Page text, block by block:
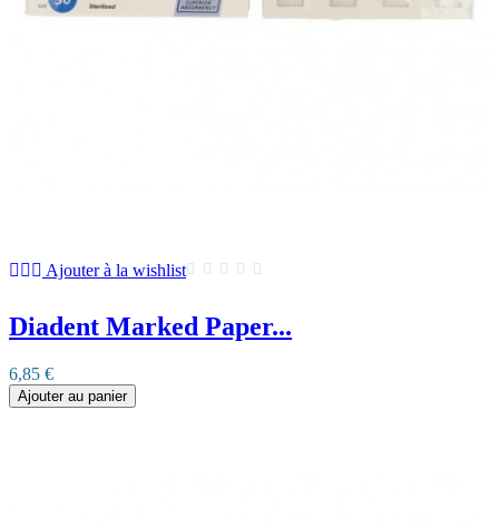
Ajouter à la wishlist
Diadent Marked Paper...
6,85 €
Ajouter au panier